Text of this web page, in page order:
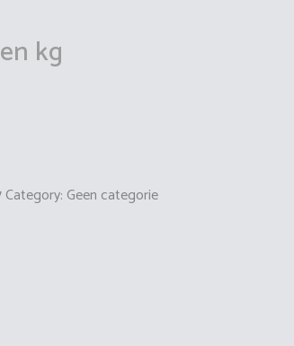
kg
Category: Geen categorie